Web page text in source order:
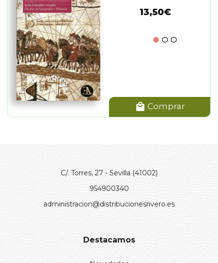
13,50€
Comprar
C/. Torres, 27 - Sevilla (41002)
954900340
administracion@distribucionesrivero.es
Destacamos